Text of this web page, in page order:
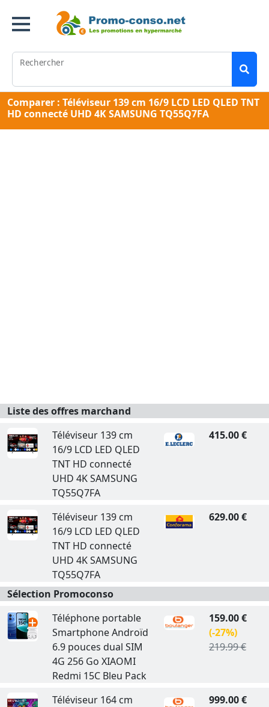
Rechercher
Comparer : Téléviseur 139 cm 16/9 LCD LED QLED TNT
HD connecté UHD 4K SAMSUNG TQ55Q7FA
Liste des offres marchand
Téléviseur 139 cm
16/9 LCD LED QLED
TNT HD connecté
UHD 4K SAMSUNG
TQ55Q7FA
415.00 €
Téléviseur 139 cm
16/9 LCD LED QLED
TNT HD connecté
UHD 4K SAMSUNG
TQ55Q7FA
629.00 €
Sélection Promoconso
Téléphone portable
Smartphone Androïd
6.9 pouces dual SIM
4G 256 Go XIAOMI
Redmi 15C Bleu Pack
159.00 €
(-27%)
219.99 €
Téléviseur 164 cm
999.00 €